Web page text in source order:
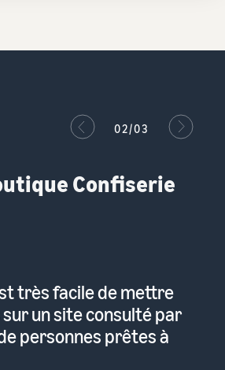
02/03
Confiserie
très facile de mettre
un site consulté par
personnes prêtes à